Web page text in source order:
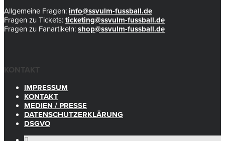
Allgemeine Fragen: info@ssvulm-fussball.de
Fragen zu Tickets: ticketing@ssvulm-fussball.de
Fragen zu Fanartikeln: shop@ssvulm-fussball.de
KONTAKT
IMPRESSUM
KONTAKT
MEDIEN / PRESSE
DATENSCHUTZERKLÄRUNG
DSGVO